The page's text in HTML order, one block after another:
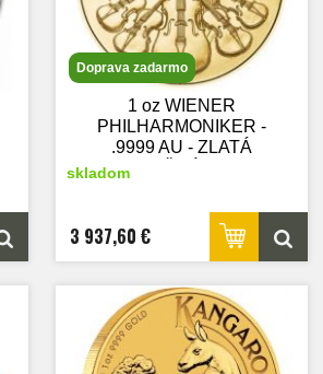
Doprava zadarmo
1 oz WIENER
PHILHARMONIKER -
.9999 AU - ZLATÁ
INVESTIČNÁ MINCA -
skladom
3 937,60 €